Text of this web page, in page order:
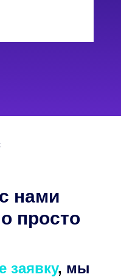
нами
просто
заявку, мы